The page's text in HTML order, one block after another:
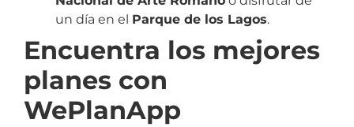
un día en el Parque de los Lagos.
Encuentra los mejores
planes con
WePlanApp